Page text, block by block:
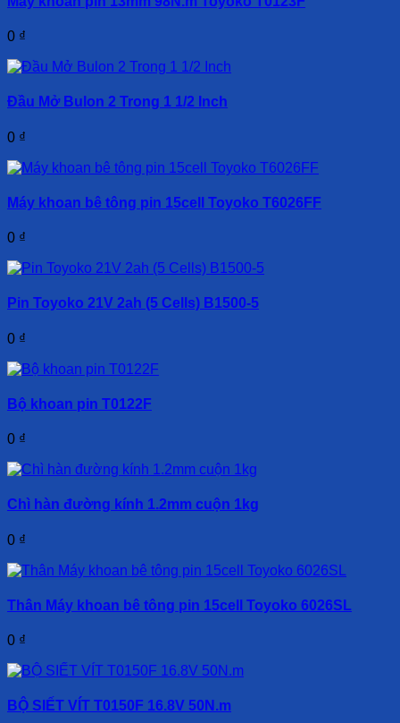
0 ₫
Đầu Mở Bulon 2 Trong 1 1/2 Inch
0 ₫
Máy khoan bê tông pin 15cell Toyoko T6026FF
0 ₫
Pin Toyoko 21V 2ah (5 Cells) B1500-5
0 ₫
Bộ khoan pin T0122F
0 ₫
Chì hàn đường kính 1.2mm cuộn 1kg
0 ₫
Thân Máy khoan bê tông pin 15cell Toyoko 6026SL
0 ₫
BỘ SIẾT VÍT T0150F 16.8V 50N.m